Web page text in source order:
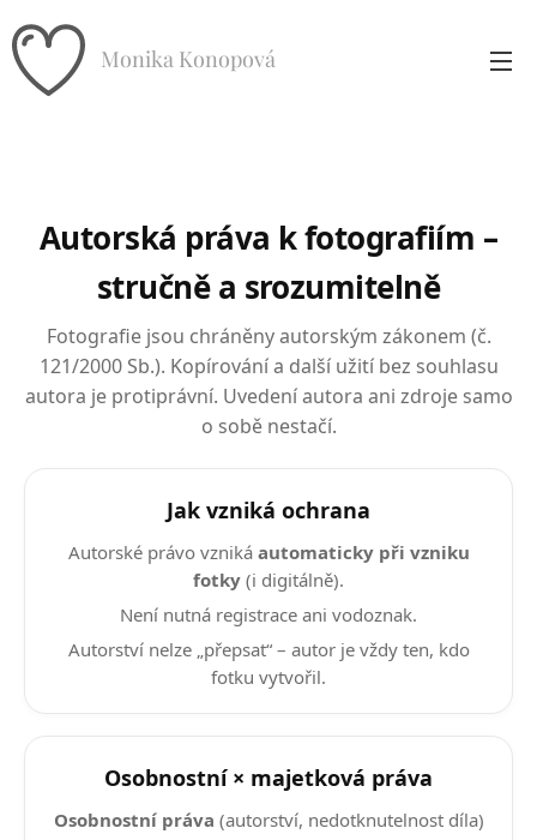
Monika Konopová
Autorská práva k fotografiím –
stručně a srozumitelně
Fotografie jsou chráněny autorským zákonem (č.
121/2000 Sb.). Kopírování a další užití bez souhlasu
autora je protiprávní. Uvedení autora ani zdroje samo
o sobě nestačí.
Jak vzniká ochrana
Autorské právo vzniká automaticky při vzniku
fotky (i digitálně).
Není nutná registrace ani vodoznak.
Autorství nelze „přepsat“ – autor je vždy ten, kdo
fotku vytvořil.
Osobnostní × majetková práva
Osobnostní práva (autorství, nedotknutelnost díla)